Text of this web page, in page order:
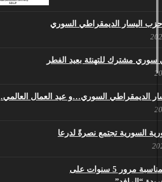
اليسار الديمقراطي السوري
سوري مشترك للتهنئة بعيد الفطر
الديمقراطي السوري…و عيد العمال العالمي.
السورية تجتمع نصرةً لدرعا
احتفالية بمناسبة مرور 5 سنوات على